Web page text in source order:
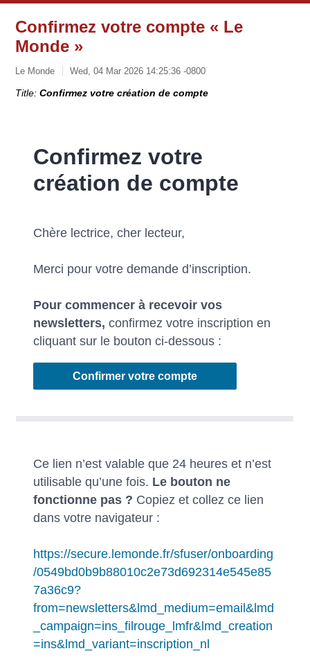
Confirmez votre compte « Le
Monde »
Le Monde Wed, 04 Mar 2026 14:25:36 -0800
Title:Confirmez votre création de compte
Confirmez votre
création de compte
Chère lectrice, cher lecteur,
Merci pour votre demande d’inscription.
Pour commencer à recevoir vos
newsletters, confirmez votre inscription en
cliquant sur le bouton ci-dessous :
Confirmer votre compte
Ce lien n’est valable que 24 heures et n’est
utilisable qu’une fois. Le bouton ne
fonctionne pas ? Copiez et collez ce lien
dans votre navigateur :
https://secure.lemonde.fr/sfuser/onboarding
/0549bd0b9b88010c2e73d692314e545e85
7a36c9?
from=newsletters&lmd_medium=email&lmd
_campaign=ins_filrouge_lmfr&lmd_creation
=ins&lmd_variant=inscription_nl